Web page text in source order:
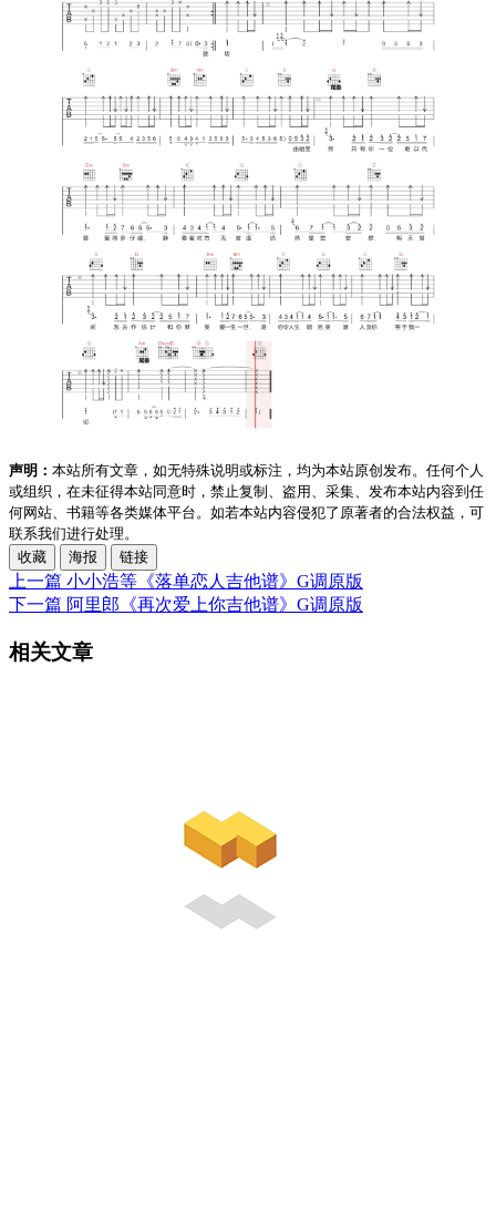
声明： 本站所有文章，如无特殊说明或标注，均为本站原创发布。任何个人
或组织，在未征得本站同意时，禁止复制、盗用、采集、发布本站内容到任
何网站、书籍等各类媒体平台。如若本站内容侵犯了原著者的合法权益，可
联系我们进行处理。
收藏
海报 链接
上一篇 小小浩等《落单恋人吉他谱》G调原版
下一篇 阿里郎《再次爱上你吉他谱》G调原版
相关文章